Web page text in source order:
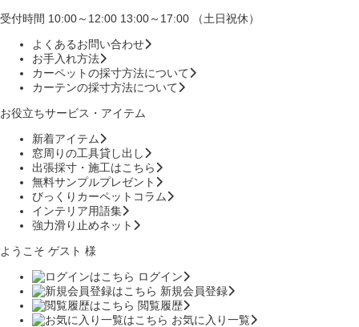
受付時間 10:00～12:00 13:00～17:00 （土日祝休）
よくあるお問い合わせ
お手入れ方法
カーペットの採寸方法について
カーテンの採寸方法について
お役立ちサービス・アイテム
新着アイテム
窓周りの工具貸し出し
出張採寸・施工はこちら
無料サンプルプレゼント
びっくりカーペットコラム
インテリア用語集
強力滑り止めネット
ようこそ ゲスト 様
ログイン
新規会員登録
閲覧履歴
お気に入り一覧